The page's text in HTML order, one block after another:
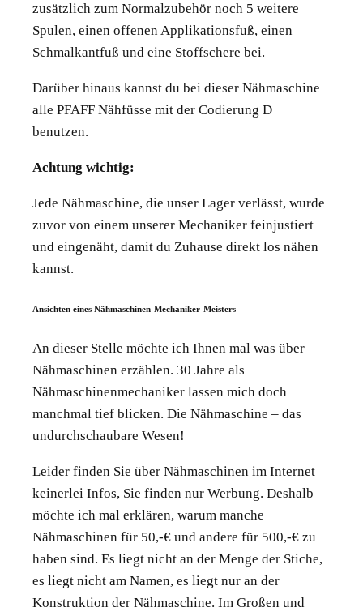
zusätzlich zum Normalzubehör noch 5 weitere
Spulen, einen offenen Applikationsfuß, einen
Schmalkantfuß und eine Stoffschere bei.
Darüber hinaus kannst du bei dieser Nähmaschine
alle PFAFF Nähfüsse mit der Codierung D
benutzen.
Achtung wichtig:
Jede Nähmaschine, die unser Lager verlässt, wurde
zuvor von einem unserer Mechaniker feinjustiert
und eingenäht, damit du Zuhause direkt los nähen
kannst.
Ansichten eines Nähmaschinen-Mechaniker-Meisters
An dieser Stelle möchte ich Ihnen mal was über
Nähmaschinen erzählen. 30 Jahre als
Nähmaschinenmechaniker lassen mich doch
manchmal tief blicken. Die Nähmaschine – das
undurchschaubare Wesen!
Leider finden Sie über Nähmaschinen im Internet
keinerlei Infos, Sie finden nur Werbung. Deshalb
möchte ich mal erklären, warum manche
Nähmaschinen für 50,-€ und andere für 500,-€ zu
haben sind. Es liegt nicht an der Menge der Stiche,
es liegt nicht am Namen, es liegt nur an der
Konstruktion der Nähmaschine. Im Großen und